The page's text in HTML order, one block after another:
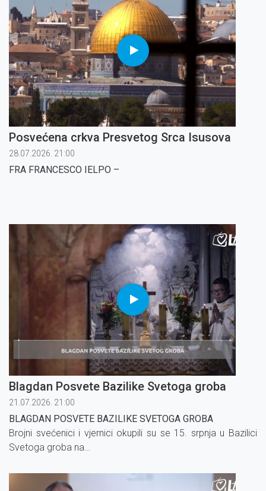
Posvećena crkva Presvetog Srca Isusova
28.07.2026. 21:00
FRA FRANCESCO IELPO –
Blagdan Posvete Bazilike Svetoga groba
21.07.2026. 21:00
BLAGDAN POSVETE BAZILIKE SVETOGA GROBA
Brojni svećenici i vjernici okupili su se 15. srpnja u Bazilici
Svetoga groba na
sadašnjem obliku.